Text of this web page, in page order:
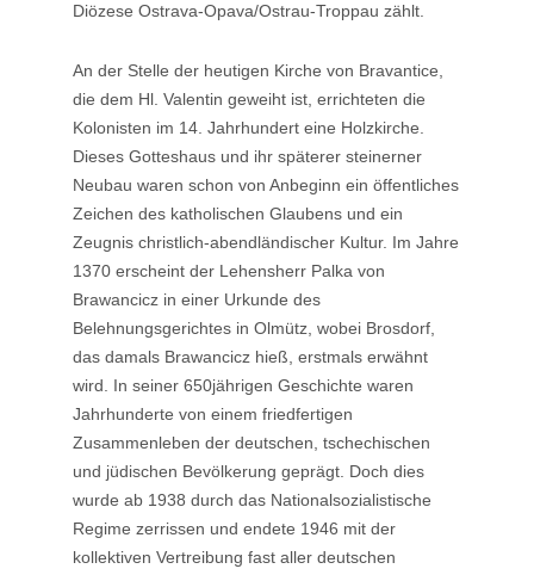
Diözese Ostrava-Opava/Ostrau-Troppau zählt.
An der Stelle der heutigen Kirche von Bravantice,
die dem Hl. Valentin geweiht ist, errichteten die
Kolonisten im 14. Jahrhundert eine Holzkirche.
Dieses Gotteshaus und ihr späterer steinerner
Neubau waren schon von Anbeginn ein öffentliches
Zeichen des katholischen Glaubens und ein
Zeugnis christlich-abendländischer Kultur. Im Jahre
1370 erscheint der Lehensherr Palka von
Brawancicz in einer Urkunde des
Belehnungsgerichtes in Olmütz, wobei Brosdorf,
das damals Brawancicz hieß, erstmals erwähnt
wird. In seiner 650jährigen Geschichte waren
Jahrhunderte von einem friedfertigen
Zusammenleben der deutschen, tschechischen
und jüdischen Bevölkerung geprägt. Doch dies
wurde ab 1938 durch das Nationalsozialistische
Regime zerrissen und endete 1946 mit der
kollektiven Vertreibung fast aller deutschen